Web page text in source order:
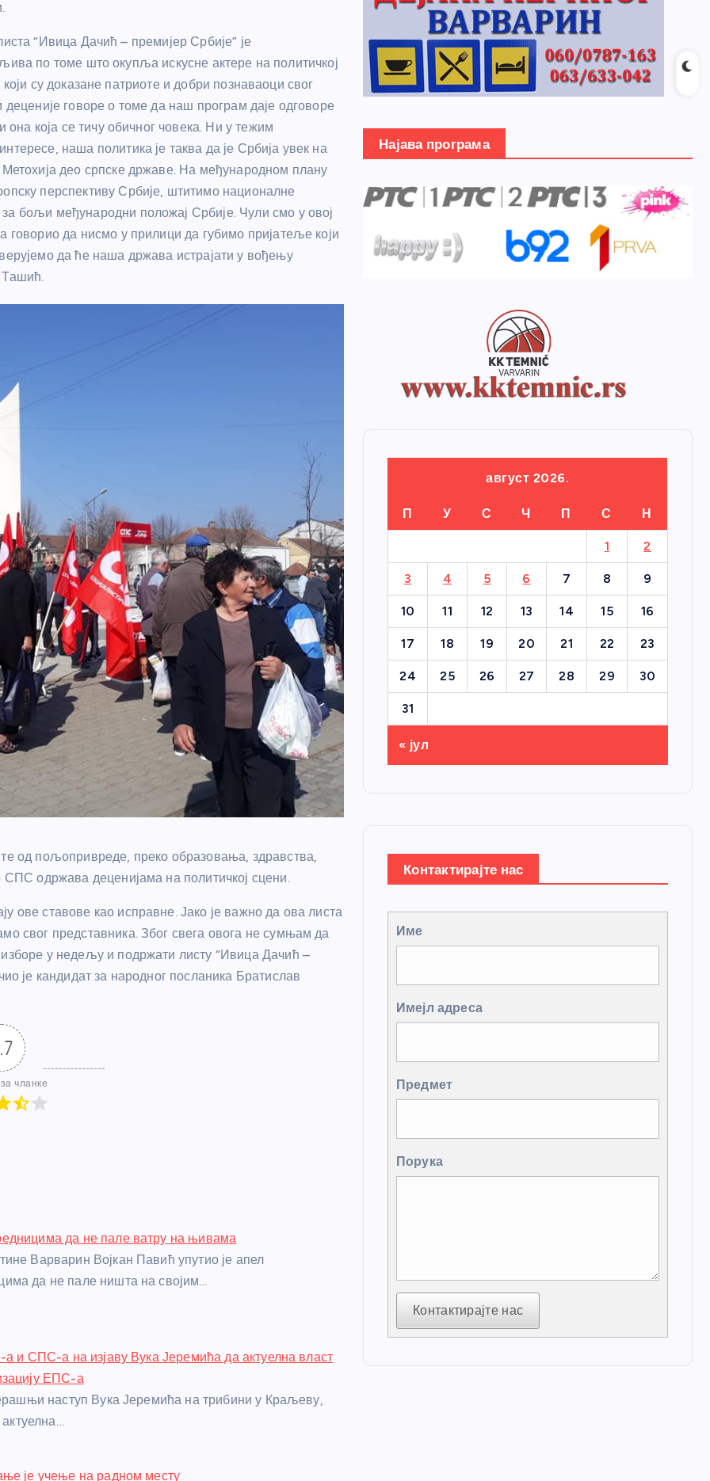
“Ивица Дачић – премијер Србије” је
по томе што окупља искусне актере на политичкој
су доказане патриоте и добри познаваоци свог
говоре о томе да наш програм даје одговоре
она која се тичу обичног човека. Ни у тежим
наша политика је таква да је Србија увек на
део српске државе. На међународном плану
перспективу Србије, штитимо националне
бољи међународни положај Србије. Чули смо у овој
да нисмо у прилици да губимо пријатеље који
да ће наша држава истрајати у вођењу
Ташић.
од пољопривреде, преко образовања, здравства,
СПС одржава деценијама на политичкој сцени.
ове ставове као исправне. Јако је важно да ова листа
свог представника. Због свега овога не сумњам да
у недељу и подржати листу “Ивица Дачић –
је кандидат за народног посланика Братислав
чланке
да не пале ватру на њивама
Варварин Војкан Павић упутио је апел
да не пале ништа на својим…
и СПС-а на изјаву Вука Јеремића да актуелна власт
ЕПС-а
наступ Вука Јеремића на трибини у Краљеву,
актуелна…
је учење на радном месту
Најава програма
август 2026.
П У С Ч П С Н
1 2
3 4 5 6 7 8 9
10 11 12 13 14 15 16
17 18 19 20 21 22 23
24 25 26 27 28 29 30
31
« јул
Контактирајте нас
Име
Имејл адреса
Предмет
Порука
Контактирајте нас